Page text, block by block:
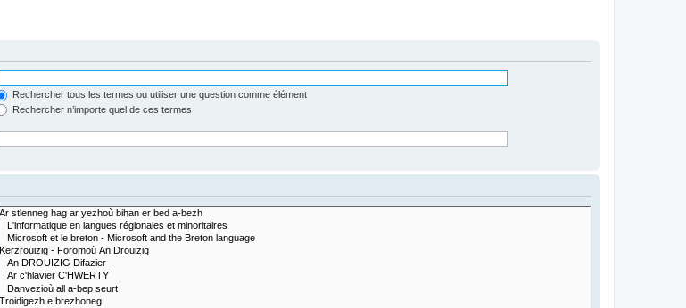
Rechercher tous les termes ou utiliser une question comme élément
Rechercher n’importe quel de ces termes